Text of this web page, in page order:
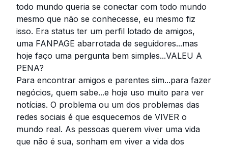
todo mundo queria se conectar com todo mundo
mesmo que não se conhecesse, eu mesmo fiz
isso. Era status ter um perfil lotado de amigos,
uma FANPAGE abarrotada de seguidores...mas
hoje faço uma pergunta bem simples...VALEU A
PENA?
Para encontrar amigos e parentes sim...para fazer
negócios, quem sabe...e hoje uso muito para ver
notícias. O problema ou um dos problemas das
redes sociais é que esquecemos de VIVER o
mundo real. As pessoas querem viver uma vida
que não é sua, sonham em viver a vida dos